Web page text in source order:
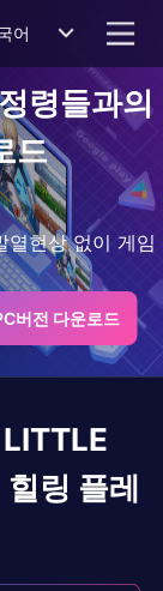
어
령들과의
드
열현상 없이 게임
버전 다운로드
링 플레